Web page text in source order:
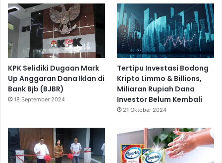
KPK Selidiki Dugaan Mark
Up Anggaran Dana Iklan di
Bank Bjb (BJBR)
18 September 2024
Tertipu Investasi Bodong
Kripto Limmo & Billions,
Miliaran Rupiah Dana
Investor Belum Kembali
21 Oktober 2024